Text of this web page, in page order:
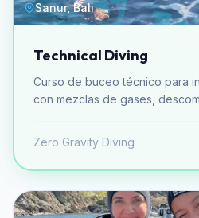
Sanur, Bali
Technical Diving
Curso de buceo técnico para
con mezclas de gases,
Zero Gravity Diving